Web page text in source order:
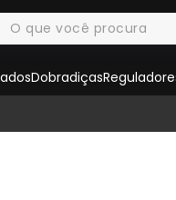
Dobradiças